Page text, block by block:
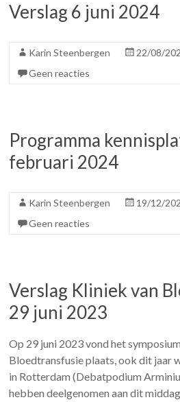
Verslag 6 juni 2024
Karin Steenbergen 22/08/
Geen reacties
Programma
februari 2024
Karin Steenbergen 19/12/
Geen reacties
Verslag Kliniek van
29 juni 2023
Op 29 juni 2023 vond het
Bloedtransfusie plaats, ook dit jaar
in Rotterdam (Debatpodium
hebben deelgenomen aan dit